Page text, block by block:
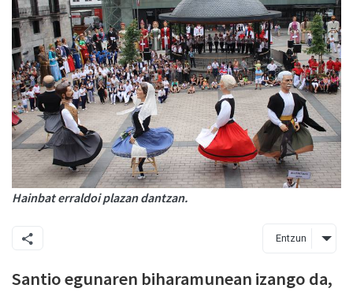
Hainbat erraldoi plazan dantzan.
Entzun
Santio egunaren biharamunean izango da,